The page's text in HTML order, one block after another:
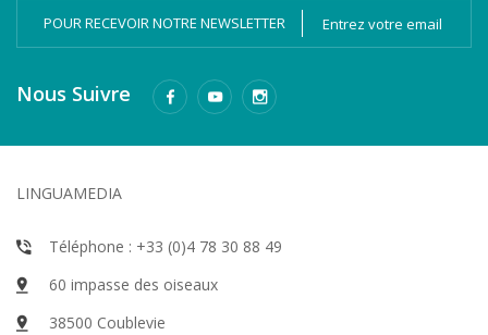
POUR RECEVOIR NOTRE NEWSLETTER
Nous Suivre
LINGUAMEDIA
Téléphone : +33 (0)4 78 30 88 49
60 impasse des oiseaux
38500 Coublevie